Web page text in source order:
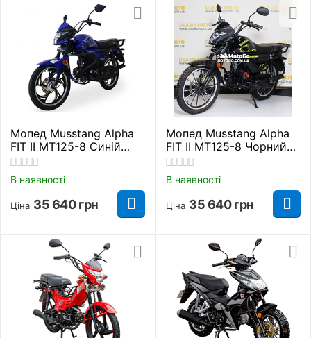
Мопед Musstang Alpha
FIT II MT125-8 Синій
Повітряне
В наявності
Ціна 35 640 грн
Мопед Musstang Alpha
FIT II MT125-8 Чорний
Повітряне
В наявності
Ціна 35 640 грн